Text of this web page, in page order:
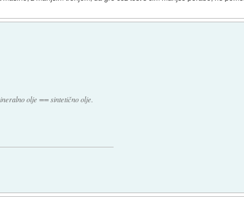
olje == sintetično olje.